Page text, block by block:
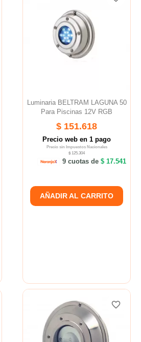
Luminaria BELTRAM LAGUNA 50
Para Piscinas 12V RGB
$ 151.618
Precio web en 1 pago
Precio sin Impuestos Nacionales
$ 125.304
9 cuotas de $ 17.541
AÑADIR AL CARRITO
favorite_border
favorite_border